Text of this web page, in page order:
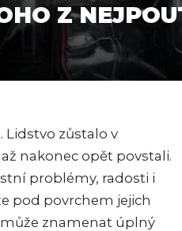
Z
Lidstvo zůstalo v
nakonec opět povstali.
problémy, radosti i
pod povrchem jejich
znamenat úplný